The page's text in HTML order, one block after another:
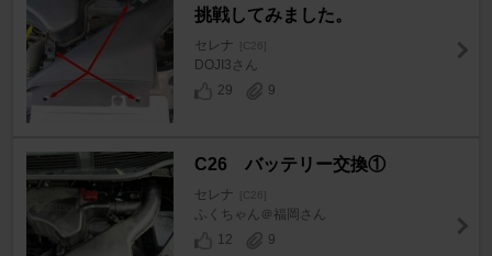
挑戦してみました。
セレナ [C26]
DOJI3さん
29
9
C26 バッテリー交換①
セレナ [C26]
ふくちゃん＠福岡さん
12
9